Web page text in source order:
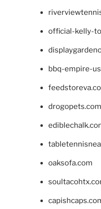
official-kelly-
bbq-empire-
drogopets.com
oaksofa.com